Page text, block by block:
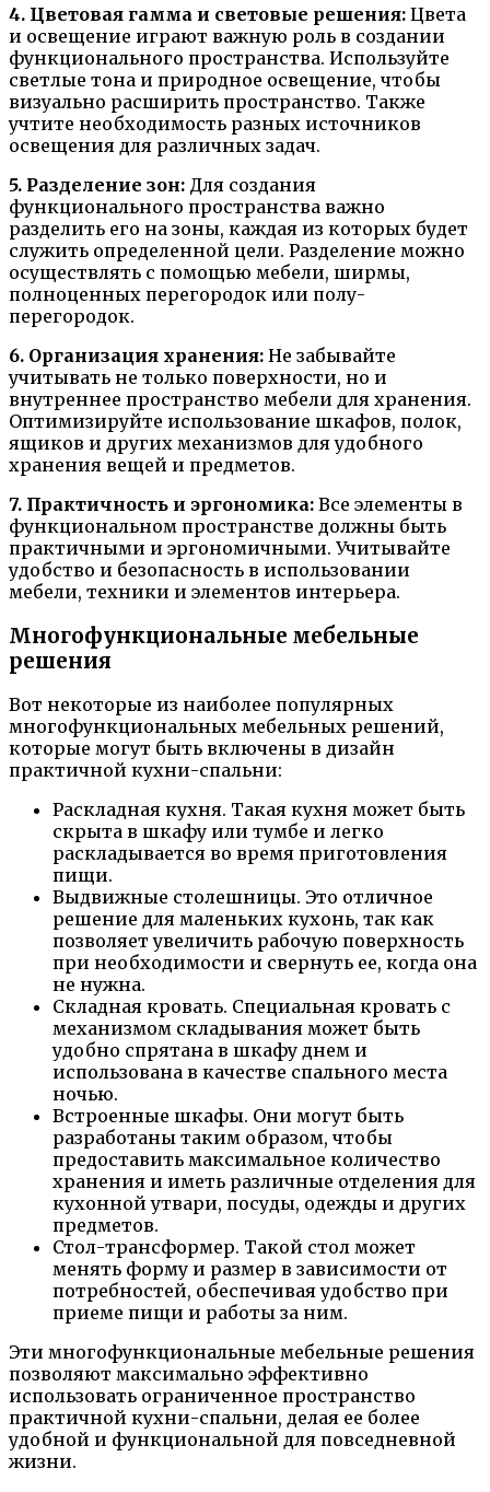
4. Цветовая гамма и световые решения: Цвета
и освещение играют важную роль в создании
функционального пространства. Используйте
светлые тона и природное освещение, чтобы
визуально расширить пространство. Также
учтите необходимость разных источников
освещения для различных задач.
5. Разделение зон: Для создания
функционального пространства важно
разделить его на зоны, каждая из которых будет
служить определенной цели. Разделение можно
осуществлять с помощью мебели, ширмы,
полноценных перегородок или полу-
перегородок.
6. Организация хранения: Не забывайте
учитывать не только поверхности, но и
внутреннее пространство мебели для хранения.
Оптимизируйте использование шкафов, полок,
ящиков и других механизмов для удобного
хранения вещей и предметов.
7. Практичность и эргономика: Все элементы в
функциональном пространстве должны быть
практичными и эргономичными. Учитывайте
удобство и безопасность в использовании
мебели, техники и элементов интерьера.
Многофункциональные мебельные
решения
Вот некоторые из наиболее популярных
многофункциональных мебельных решений,
которые могут быть включены в дизайн
практичной кухни-спальни:
Раскладная кухня. Такая кухня может быть
скрыта в шкафу или тумбе и легко
раскладывается во время приготовления
пищи.
Выдвижные столешницы. Это отличное
решение для маленьких кухонь, так как
позволяет увеличить рабочую поверхность
при необходимости и свернуть ее, когда она
не нужна.
Складная кровать. Специальная кровать с
механизмом складывания может быть
удобно спрятана в шкафу днем и
использована в качестве спального места
ночью.
Встроенные шкафы. Они могут быть
разработаны таким образом, чтобы
предоставить максимальное количество
хранения и иметь различные отделения для
кухонной утвари, посуды, одежды и других
предметов.
Стол-трансформер. Такой стол может
менять форму и размер в зависимости от
потребностей, обеспечивая удобство при
приеме пищи и работы за ним.
Эти многофункциональные мебельные решения
позволяют максимально эффективно
использовать ограниченное пространство
практичной кухни-спальни, делая ее более
удобной и функциональной для повседневной
жизни.